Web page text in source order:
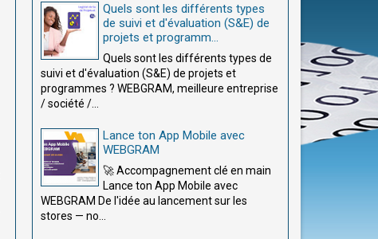
Quels sont les différents types
de suivi et d'évaluation (S&E) de
projets et programm...
Quels sont les différents types de
suivi et d'évaluation (S&E) de projets et
programmes ? WEBGRAM, meilleure entreprise
/ société /...
Lance ton App Mobile avec
WEBGRAM
🚀 Accompagnement clé en main
Lance ton App Mobile avec
WEBGRAM De l'idée au lancement sur les
stores — no...